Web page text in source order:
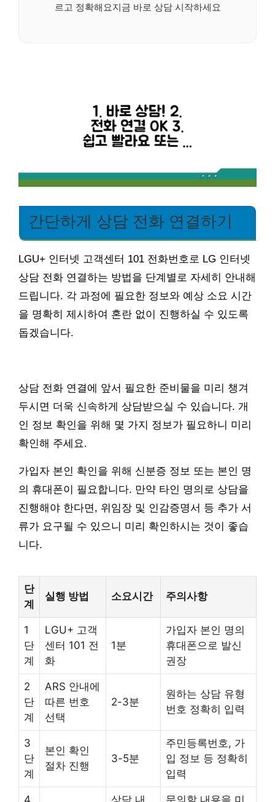
르고 정확해요지금 바로 상담 시작하세요
간단하게 상담 전화 연결하기
LGU+ 인터넷 고객센터 101 전화번호로 LG 인터넷
상담 전화 연결하는 방법을 단계별로 자세히 안내해
드립니다. 각 과정에 필요한 정보와 예상 소요 시간
을 명확히 제시하여 혼란 없이 진행하실 수 있도록
돕겠습니다.
상담 전화 연결에 앞서 필요한 준비물을 미리 챙겨
두시면 더욱 신속하게 상담받으실 수 있습니다. 개
인 정보 확인을 위해 몇 가지 정보가 필요하니 미리
확인해 주세요.
가입자 본인 확인을 위해 신분증 정보 또는 본인 명
의 휴대폰이 필요합니다. 만약 타인 명의로 상담을
진행해야 한다면, 위임장 및 인감증명서 등 추가 서
류가 요구될 수 있으니 미리 확인하시는 것이 좋습
니다.
단
계
실행 방법 소요시간 주의사항
1
단
계
LGU+ 고객
센터 101 전
화
1분
가입자 본인 명의
휴대폰으로 발신
권장
2
단
계
ARS 안내에
따른 번호
선택
2-3분
원하는 상담 유형
번호 정확히 입력
3
단
계
본인 확인
절차 진행
3-5분
주민등록번호, 가
입 정보 등 정확히
입력
4 상담 내 문의할 내용을 미